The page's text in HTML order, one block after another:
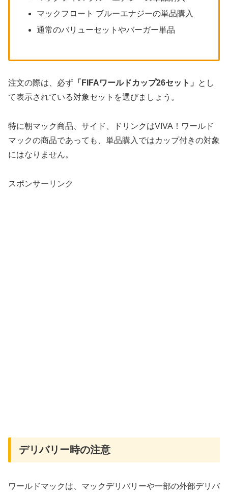
マックフロート ブルーエナジーの単品購入
通常のバリューセットやバーガー単品
注文の際は、必ず 「FIFAワールドカップ26セット」
とし
て表示されている対象セットを選びましょう。
特に朝マック商品、サイド、ドリンクはVIVA！ワールド
マックの商品であっても、単品購入ではカップ付きの対象
にはなりません。
スポンサーリンク
デリバリー時の注意
ワールドマックは、マックデリバリーや一部の外部デリバ